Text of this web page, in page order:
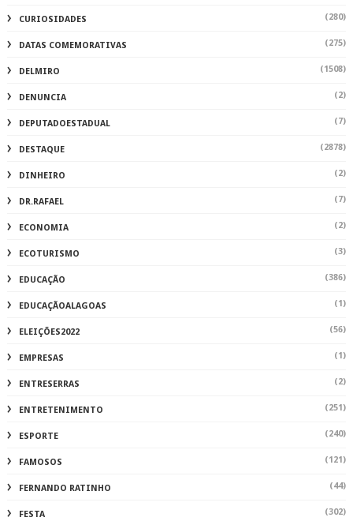
CURIOSIDADES (280)
DATAS COMEMORATIVAS (275)
DELMIRO (1508)
DENUNCIA (2)
DEPUTADOESTADUAL (7)
DESTAQUE (2878)
DINHEIRO (2)
DR.RAFAEL (7)
ECONOMIA (2)
ECOTURISMO (3)
EDUCAÇÃO (386)
EDUCAÇÃOALAGOAS (1)
ELEIÇÕES2022 (56)
EMPRESAS (1)
ENTRESERRAS (2)
ENTRETENIMENTO (251)
ESPORTE (240)
FAMOSOS (121)
FERNANDO RATINHO (44)
FESTA (302)